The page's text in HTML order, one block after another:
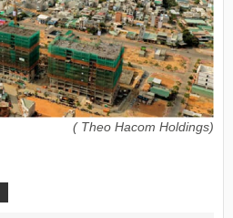
( Theo Hacom Holdings)